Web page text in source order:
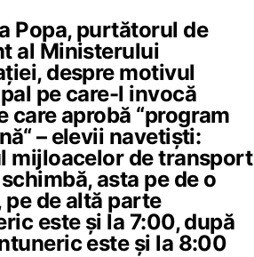
Popa, purtătorul de
al Ministerului
despre motivul
pe care-l invocă
care aprobă “program
– elevii navetiști:
mijloacelor de transport
asta pe de o
pe de altă parte
este și la 7:00, după
este și la 8:00